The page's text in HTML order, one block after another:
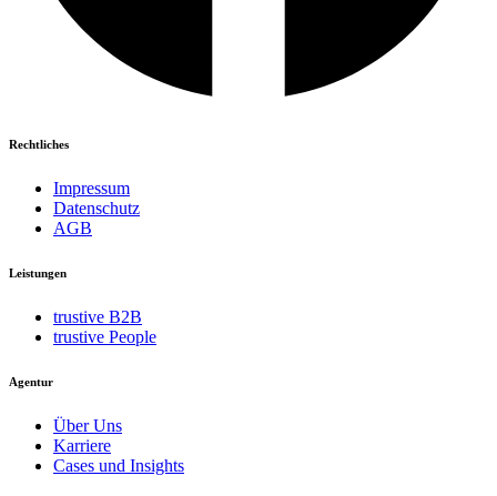
Rechtliches
Impressum
Datenschutz
AGB
Leistungen
trustive B2B
trustive People
Agentur
Über Uns
Karriere
Cases und Insights